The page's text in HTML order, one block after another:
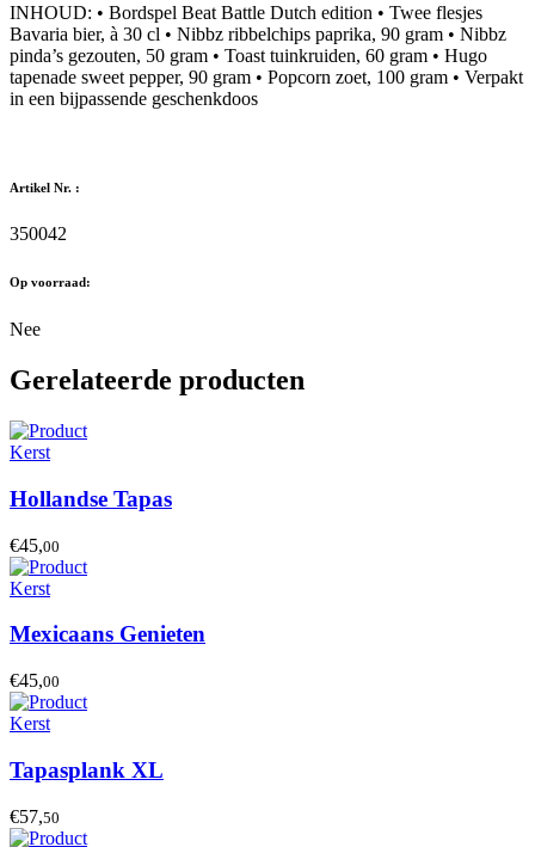
INHOUD: • Bordspel Beat Battle Dutch edition • Twee flesjes
Bavaria bier, à 30 cl • Nibbz ribbelchips paprika, 90 gram • Nibbz
pinda’s gezouten, 50 gram • Toast tuinkruiden, 60 gram • Hugo
tapenade sweet pepper, 90 gram • Popcorn zoet, 100 gram • Verpakt
in een bijpassende geschenkdoos
Artikel Nr. :
350042
Op voorraad:
Nee
Gerelateerde producten
Kerst
Hollandse Tapas
€45,00
Kerst
Mexicaans Genieten
€45,00
Kerst
Tapasplank XL
€57,50